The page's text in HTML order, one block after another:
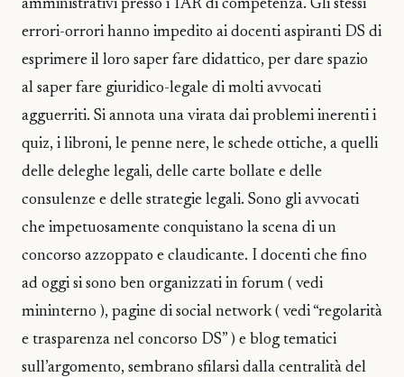
amministrativi presso i TAR di competenza. Gli stessi
errori-orrori hanno impedito ai docenti aspiranti DS di
esprimere il loro saper fare didattico, per dare spazio
al saper fare giuridico-legale di molti avvocati
agguerriti. Si annota una virata dai problemi inerenti i
quiz, i libroni, le penne nere, le schede ottiche, a quelli
delle deleghe legali, delle carte bollate e delle
consulenze e delle strategie legali. Sono gli avvocati
che impetuosamente conquistano la scena di un
concorso azzoppato e claudicante. I docenti che fino
ad oggi si sono ben organizzati in forum ( vedi
mininterno ), pagine di social network ( vedi “regolarità
e trasparenza nel concorso DS” ) e blog tematici
sull’argomento, sembrano sfilarsi dalla centralità del